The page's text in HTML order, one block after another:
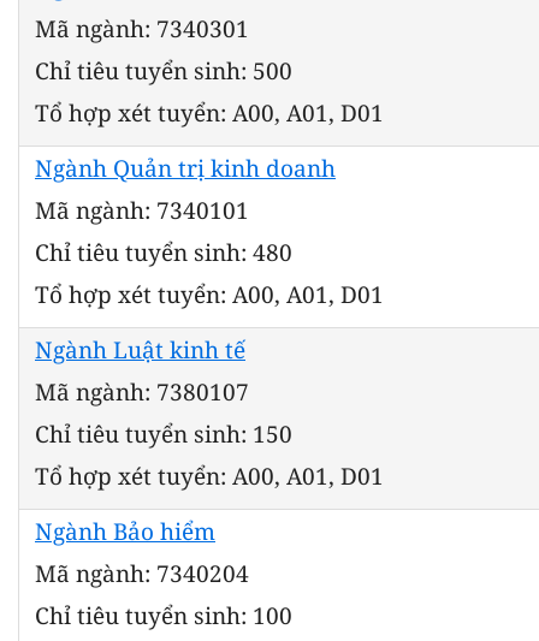
Mã ngành: 7340301
Chỉ tiêu tuyển sinh: 500
Tổ hợp xét tuyển: A00, A01, D01
Ngành Quản trị kinh doanh
Mã ngành: 7340101
Chỉ tiêu tuyển sinh: 480
Tổ hợp xét tuyển: A00, A01, D01
Ngành Luật kinh tế
Mã ngành: 7380107
Chỉ tiêu tuyển sinh: 150
Tổ hợp xét tuyển: A00, A01, D01
Ngành Bảo hiểm
Mã ngành: 7340204
Chỉ tiêu tuyển sinh: 100